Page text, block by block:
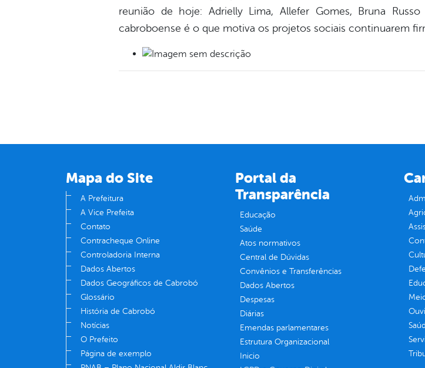
reunião de hoje: Adrielly Lima, Allefer Gomes, Bruna
cabroboense é o que motiva os projetos sociais continuarem
Mapa do Site
A Prefeitura
A Vice Prefeita
Contato
Contracheque Online
Controladoria Interna
Dados Abertos
Dados Geográficos de Cabrobó
Glossário
História de Cabrobó
Notícias
O Prefeito
Página de exemplo
Portal da
Transparência
Educação
Saúde
Atos normativos
Central de Dúvidas
Convênios e Transferências
Dados Abertos
Despesas
Diárias
Emendas parlamentares
Estrutura Organizacional
Inicio